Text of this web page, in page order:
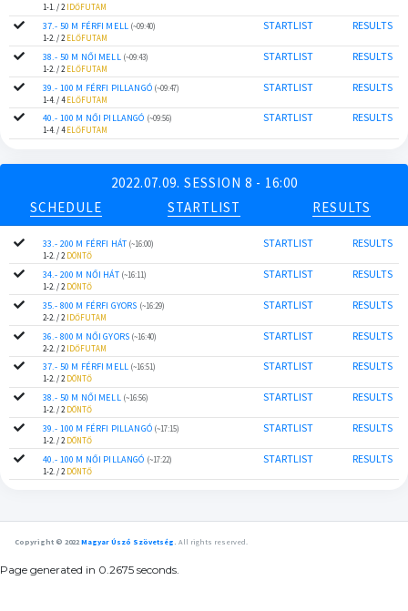
1-1. / 2IDŐFUTAM
37.- 50 M FÉRFI MELL (~09:40)
1-2. / 2 ELŐFUTAM
STARTLIST RESULTS
38.- 50 M NŐI MELL (~09:43)
1-2. / 2 ELŐFUTAM
STARTLIST RESULTS
39.- 100 M FÉRFI PILLANGÓ (~09:47)
1-4. / 4ELŐFUTAM
STARTLIST RESULTS
40.- 100 M NŐI PILLANGÓ (~09:56)
1-4. / 4 ELŐFUTAM
STARTLIST RESULTS
2022.07.09. SESSION 8 - 16:00
SCHEDULE
STARTLIST RESULTS
33.- 200 M FÉRFI HÁT (~16:00)
1-2. / 2DÖNTŐ
STARTLIST RESULTS
34.- 200 M NŐI HÁT (~16:11)
1-2. / 2 DÖNTŐ
STARTLIST RESULTS
35.- 800 M FÉRFI GYORS (~16:29)
2-2. / 2 IDŐFUTAM
STARTLIST RESULTS
36.- 800 M NŐI GYORS (~16:40)
2-2. / 2 IDŐFUTAM
STARTLIST RESULTS
37.- 50 M FÉRFI MELL (~16:51)
1-2. / 2DÖNTŐ
STARTLIST RESULTS
38.- 50 M NŐI MELL (~16:56)
1-2. / 2 DÖNTŐ
STARTLIST RESULTS
39.- 100 M FÉRFI PILLANGÓ (~17:15)
1-2. / 2 DÖNTŐ
STARTLIST RESULTS
40.- 100 M NŐI PILLANGÓ (~17:22)
1-2. / 2 DÖNTŐ
STARTLIST RESULTS
Copyright © 2022Magyar Úszó Szövetség . All rights reserved.
Page generated in 0.2675 seconds.